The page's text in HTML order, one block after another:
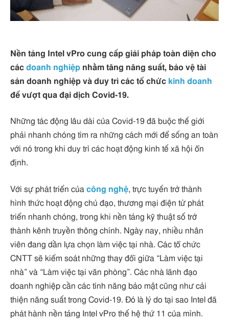
Nền tảng Intel vPro cung cấp giải pháp toàn diện cho
các doanh nghiệp nhằm tăng năng suất, bảo vệ tài
sản doanh nghiệp và duy trì các tổ chức kinh doanh
để vượt qua đại dịch Covid-19.
Những tác động lâu dài của Covid-19 đã buộc thế giới
phải nhanh chóng tìm ra những cách mới để sống an toàn
với nó trong khi duy trì các hoạt động kinh tế xã hội ổn
định.
Với sự phát triển của công nghệ, trực tuyến trở thành
hình thức hoạt động chủ đạo, thương mại điện tử phát
triển nhanh chóng, trong khi nền tảng kỹ thuật số trở
thành kênh truyền thông chính. Ngày nay, nhiều nhân
viên đang dần lựa chọn làm việc tại nhà. Các tổ chức
CNTT sẽ kiểm soát những thay đổi giữa “Làm việc tại
nhà” và “Làm việc tại văn phòng”. Các nhà lãnh đạo
doanh nghiệp cần các tính năng bảo mật cũng như cải
thiện năng suất trong Covid-19. Đó là lý do tại sao Intel đã
phát hành nền tảng Intel vPro thế hệ thứ 11 của mình.